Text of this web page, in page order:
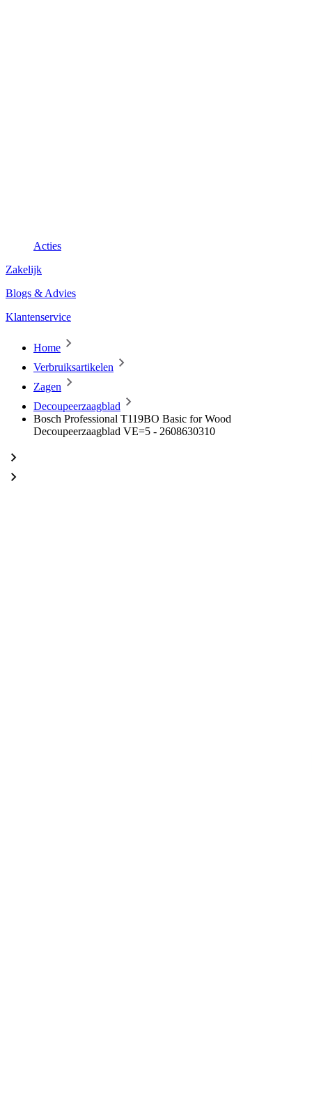
Acties
Zakelijk
Blogs & Advies
Klantenservice
Home
Verbruiksartikelen
Zagen
Decoupeerzaagblad
Bosch Professional T119BO Basic for Wood
Decoupeerzaagblad VE=5 - 2608630310